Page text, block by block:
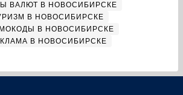
ВАЛЮТ В НОВОСИБИРСКЕ
В НОВОСИБИРСКЕ
В НОВОСИБИРСКЕ
В НОВОСИБИРСКЕ